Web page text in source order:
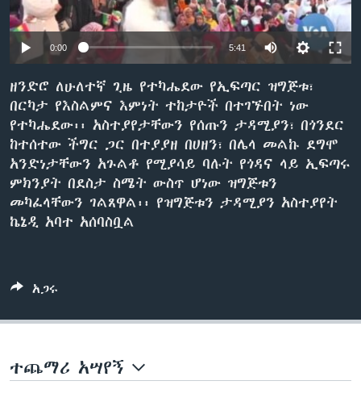
ቋንቋዎች
0:00 5:41
ዘንድሮ ለሁለተኛ ጊዜ የተካሔደው የኢፍጣር ዝግጅቱ፣
በርካታ የእስልምና እምነት ተከታዮች በተገኙበት ነው
የተካሔደው፡፡ አስተያየታቸውን የሰጡን ታዳሚያን፣ በጎንደር
ከተሰተው ችግር ጋር በተያያዘ በሀዘን፣ በሌላ መልኩ ደግሞ
አንድነታቸውን አጉልቶ የሚያሳይ ባሉት የጎዳና ላይ ኢፍጣሩ
ምክንያት በደስታ ስሜት ውስጥ ሆነው ዝግጅቱን
መካፈላቸውን ገልጸዋል፡፡ የዝግጅቱን ታዳሚያን አስተያየት
ኬኔዲ አባተ አሰባስቧል
አጋሩ
ተጨማሪ አሣየኝ